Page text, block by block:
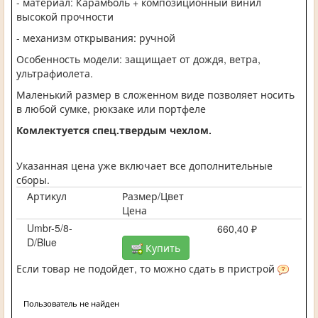
высокой прочности
- механизм открывания: ручной
Особенность модели: защищает от дождя, ветра,
ультрафиолета.
Маленький размер в сложенном виде позволяет носить
в любой сумке, рюкзаке или портфеле
Комлектуется спец.твердым чехлом.
Указанная цена уже включает все дополнительные
сборы.
Артикул
Размер/Цвет
Цена
Umbr-5/8-
D/Blue
660,40 ₽
Купить
Если товар не подойдет, то можно сдать в пристрой
Пользователь не найден